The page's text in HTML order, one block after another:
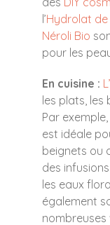
l’Hydrolat de
Néroli Bio
pour les
En cuisine :
les plats, les
Par
est idéale
beignets ou
des
les eaux
également